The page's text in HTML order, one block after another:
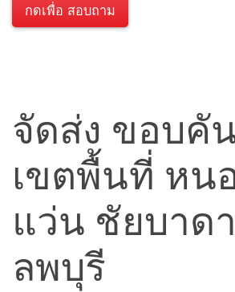
กดเพื่อ สอบถาม
จัดส่ง ขอบคั
เขตพื้นที่ หน
แว่น ชัยบาด
ลพบุรี